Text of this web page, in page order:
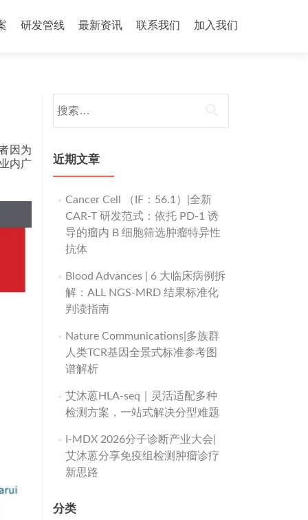
研发管线 最新资讯 联系我们 加入我们
因为
内广
索：
近期文章
Cancer Cell （IF：56.1）|全新
CAR-T 研发范式：依托 PD-1 诱
导的瘤内 B 细胞筛选肿瘤特异性
抗体
Blood Advances | 6 大临床病例拆
解：ALL NGS-MRD 结果标准化
判读指南
Nature Communications|多族群
人类TCR基因全景式标准参考图
谱解析
艾沐蒽HLA-seq｜灵活适配多种
检测方案，一站式解决分型难题
I-MDX 2026分子诊断产业大会|
艾沐蒽分享免疫组检测肿瘤诊疗
新思路
分类